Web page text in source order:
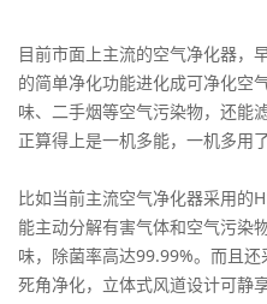
目前市面上主流的空气净化器，
的简单净化功能进化成可净化空
味、二手烟等空气污染物，还能
正算得上是一机多能，一机多用了
比如当前主流空气净化器采用的
能主动分解有害气体和空气污染
味，除菌率高达99.99%。而且
死角净化，立体式风道设计可静